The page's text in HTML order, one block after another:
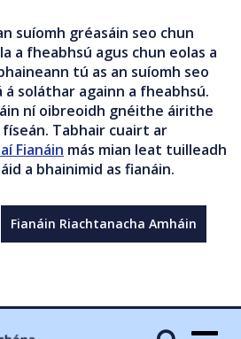
suíomh gréasáin seo chun
a fheabhsú agus chun eolas a
tú as an suíomh seo
soláthar againn a fheabhsú.
ní oibreoidh gnéithe áirithe
Tabhair cuairt ar
Fianáin más mian leat tuilleadh
a bhainimid as fianáin.
Fianáin Riachtanacha Amháin